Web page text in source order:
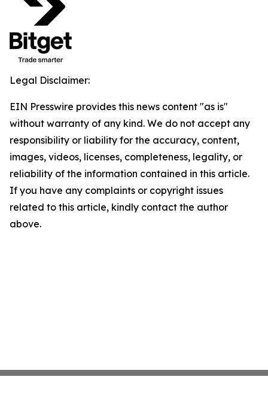
Legal Disclaimer:
EIN Presswire provides this news content "as is"
without warranty of any kind. We do not accept any
responsibility or liability for the accuracy, content,
images, videos, licenses, completeness, legality, or
reliability of the information contained in this article.
If you have any complaints or copyright issues
related to this article, kindly contact the author
above.